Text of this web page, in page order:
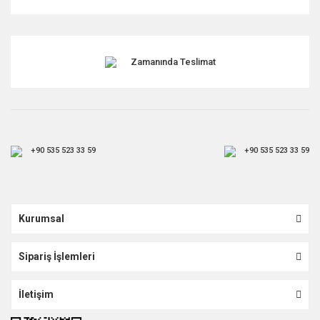
Zamanında Teslimat
+90 535 523 33 59 +90 535 523 33 59
Kurumsal
Sipariş İşlemleri
İletişim